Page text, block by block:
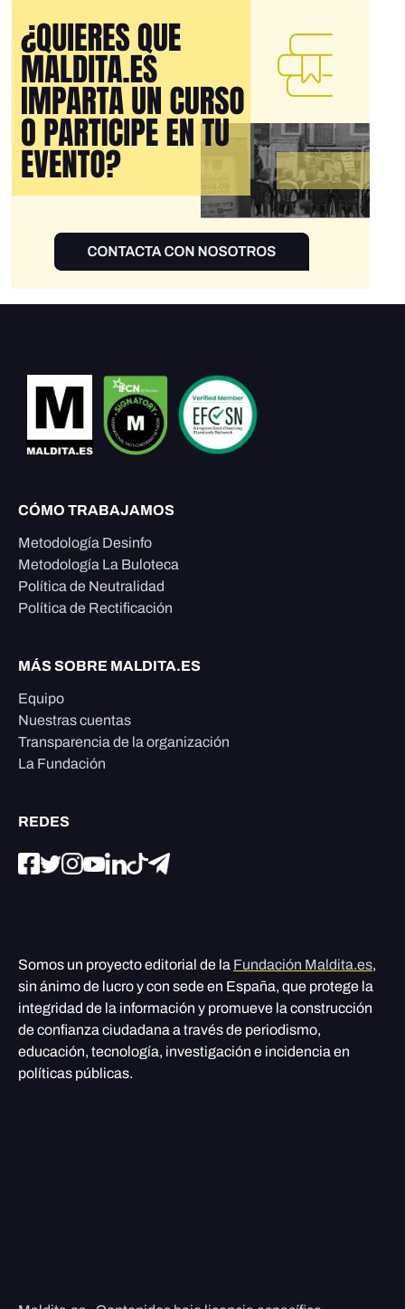
CÓMO TRABAJAMOS
Metodología Desinfo
Metodología La Buloteca
Política de Neutralidad
Política de Rectificación
MÁS SOBRE MALDITA.ES
Equipo
Nuestras cuentas
Transparencia de la organización
La Fundación
REDES
Somos un proyecto editorial de la Fundación Maldita.es,
sin ánimo de lucro y con sede en España, que protege la
integridad de la información y promueve la construcción
de confianza ciudadana a través de periodismo,
educación, tecnología, investigación e incidencia en
políticas públicas.